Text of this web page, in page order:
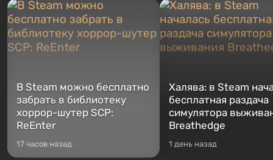
В Steam можно бесплатно
забрать в библиотеку
хоррор-шутер SCP:
ReEnter
17 часов назад
Халява: в Steam
бесплатная раздача
симулятора
Breathedge
1 день назад